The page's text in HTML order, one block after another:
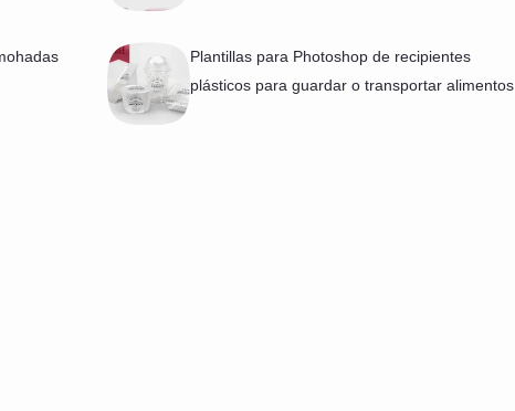
Plantillas para Photoshop de recipientes
plásticos para guardar o transportar alimentos